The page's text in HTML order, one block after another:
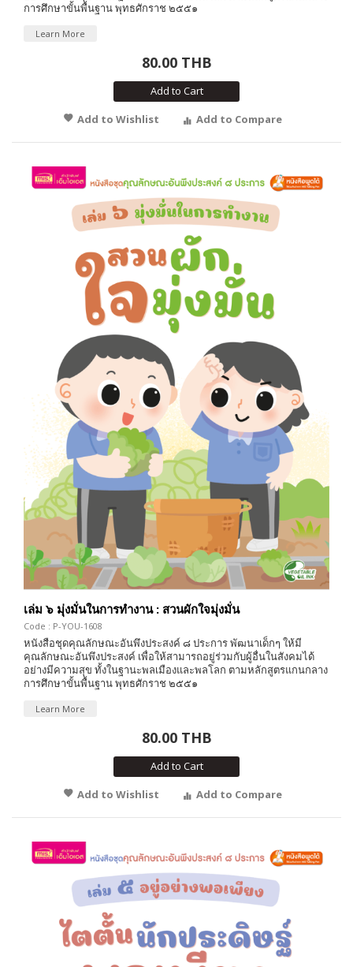
การศึกษาขั้นพื้นฐาน พุทธศักราช ๒๕๕๑
Learn More
80.00 THB
Add to Cart
Add to Wishlist
Add to Compare
เล่ม ๖ มุ่งมั่นในการทำงาน : สวนผักใจมุ่งมั่น
Code : P-YOU-1608
หนังสือชุดคุณลักษณะอันพึงประสงค์ ๘ ประการ พัฒนาเด็กๆ ให้มี
คุณลักษณะอันพึงประสงค์ เพื่อให้สามารถอยู่ร่วมกับผู้อื่นในสังคมได้
อย่างมีความสุข ทั้งในฐานะพลเมืองและพลโลก ตามหลักสูตรแกนกลาง
การศึกษาขั้นพื้นฐาน พุทธศักราช ๒๕๕๑
Learn More
80.00 THB
Add to Cart
Add to Wishlist
Add to Compare